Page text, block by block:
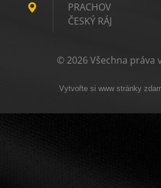
PRACHOV
ČESKÝ RÁJ
© 2026 Všechna práva
Vytvořte si www stránky